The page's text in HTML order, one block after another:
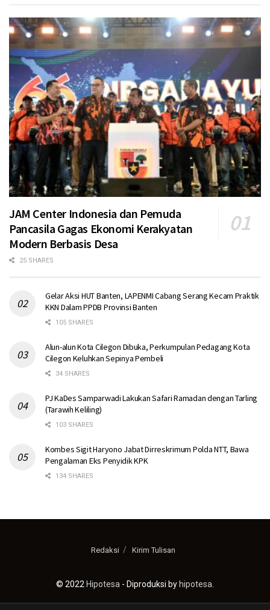
JAM Center Indonesia dan Pemuda
Pancasila Gagas Ekonomi Kerakyatan
Modern Berbasis Desa
25 SHARES
Gelar Aksi HUT Banten, LAPENMI Cabang Serang Kecam Praktik
KKN Dalam PPDB Provinsi Banten
105 SHARES
Alun-alun Kota Cilegon Dibuka, Perkumpulan Pedagang Kota
Cilegon Keluhkan Sepinya Pembeli
34 SHARES
PJ KaDes Samparwadi Lakukan Safari Ramadan dengan Tarling
(Tarawih Keliling)
103 SHARES
Kombes Sigit Haryono Jabat Dirreskrimum Polda NTT, Bawa
Pengalaman Eks Penyidik KPK
134 SHARES
Redaksi Kirim Tulisan
© 2022 Hipotesa - Diproduksi by hipotesa.